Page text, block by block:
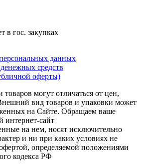
в гос. закупках
данных
средств
оферты)
могут отличаться от цен,
вид товаров и упаковки может
на Сайте. Обращаем ваше
интернет-сайт
на нем, носят исключительно
и ни при каких условиях не
определяемой положениями
кодекса РФ